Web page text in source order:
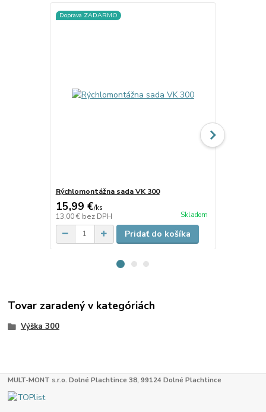
Doprava ZADARMO
Rýchlomontážna sada VK 300
15,99 €/ks
13,00 € bez DPH Skladom
Pridať do košíka
Tovar zaradený v kategóriách
Výška 300
MULT-MONT s.r.o. Dolné Plachtince 38, 99124 Dolné Plachtince